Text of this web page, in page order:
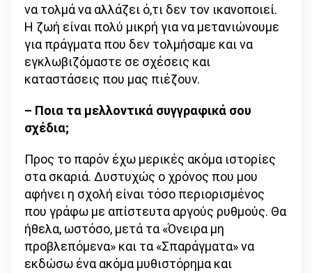
να τολμά να αλλάζει ό,τι δεν τον ικανοποιεί.
Η ζωή είναι πολύ μικρή για να μετανιώνουμε
για πράγματα που δεν τολμήσαμε και να
εγκλωβιζόμαστε σε σχέσεις και
καταστάσεις που μας πιέζουν.
– Ποια τα μελλοντικά συγγραφικά σου
σχέδια;
Προς το παρόν έχω μερικές ακόμα ιστορίες
στα σκαριά. Δυστυχώς ο χρόνος που μου
αφήνει η σχολή είναι τόσο περιορισμένος
που γράφω με απίστευτα αργούς ρυθμούς. Θα
ήθελα, ωστόσο, μετά τα «Όνειρα μη
προβλεπόμενα» και τα «Σπαράγματα» να
εκδώσω ένα ακόμα μυθιστόρημα και